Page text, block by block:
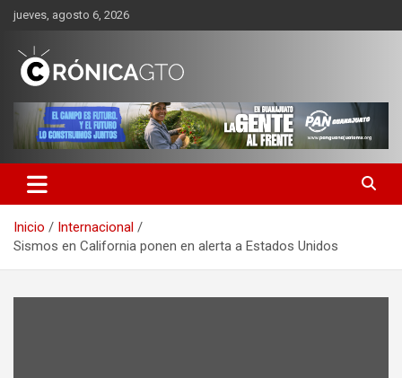
Saltar
contenido
jueves, agosto 6, 2026
CRONICA GUANAJUATO
Inicio
Internacional
Sismos en California ponen en alerta a Estados Unidos